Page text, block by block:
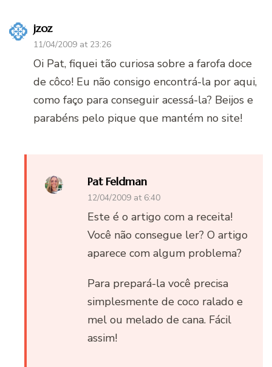
jzoz
11/04/2009 at 23:26
Oi Pat, fiquei tão curiosa sobre a farofa doce
de côco! Eu não consigo encontrá-la por aqui,
como faço para conseguir acessá-la? Beijos e
parabéns pelo pique que mantém no site!
Pat Feldman
12/04/2009 at 6:40
Este é o artigo com a receita!
Você não consegue ler? O artigo
aparece com algum problema?
Para prepará-la você precisa
simplesmente de coco ralado e
mel ou melado de cana. Fácil
assim!